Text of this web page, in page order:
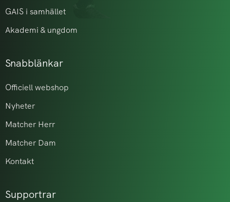
GAIS i samhället
Akademi & ungdom
Snabblänkar
Officiell webshop
Nyheter
Matcher Herr
Matcher Dam
Kontakt
Supportrar